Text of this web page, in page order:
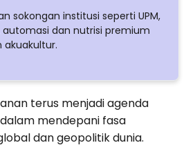
sokongan institusi seperti UPM,
dan nutrisi premium
akuakultur.
terus menjadi agenda
mendepani fasa
dan geopolitik dunia.